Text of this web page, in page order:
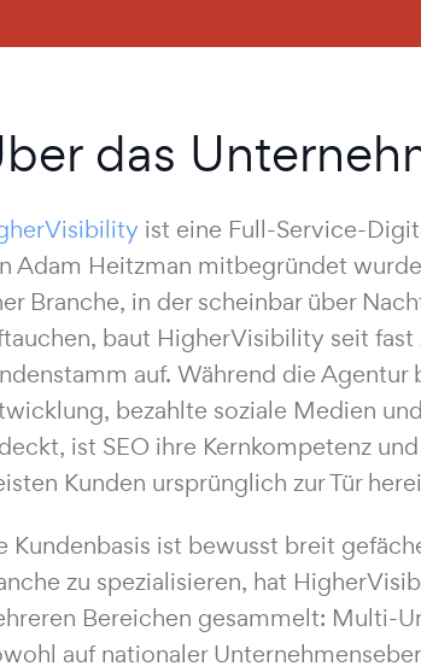
das
ist eine Full-Service-
Adam Heitzman mitbegründet
Branche, in der scheinbar über
baut HigherVisibility seit fast
auf. Während die
bezahlte soziale Medien
ist SEO ihre Kernkompetenz
Kunden ursprünglich zur Tür
Kundenbasis ist bewusst breit
zu spezialisieren, hat
Bereichen gesammelt: Multi-
auf nationaler